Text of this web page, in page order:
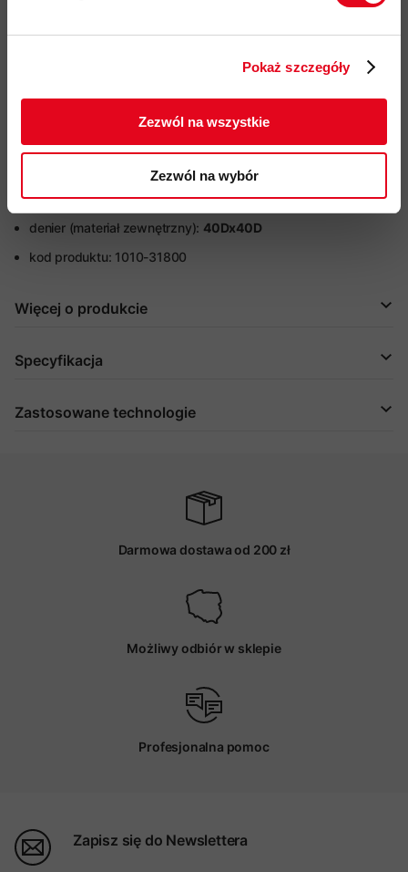
Pokaż szczegóły
Zezwól na wszystkie
Zezwól na wybór
w rękawach za pomocą
rzepów
regulowany obwod dołu kurtkijedną ręką za pomocą
ściągaczy
przyjazność środowiskowa: impregnacja DWR bez PFC, Fair
Wear, materiały pochodzące z recyklingu, certyfikat bluesign
denier (materiał zewnętrzny): 40Dx40D
kod produktu: 1010-31800
Więcej o produkcie
Specyfikacja
Zastosowane technologie
Darmowa dostawa od 200 zł
Możliwy odbiór w sklepie
Profesjonalna pomoc
Zapisz się do Newslettera
zgodnie z Polityką prywatności.